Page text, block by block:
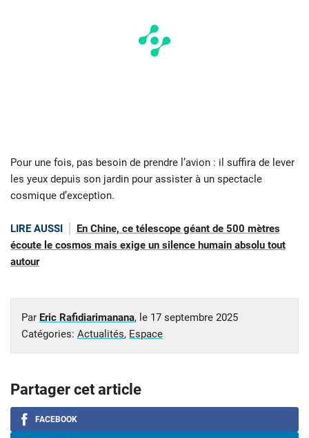
Pour une fois, pas besoin de prendre l’avion : il suffira de lever
les yeux depuis son jardin pour assister à un spectacle
cosmique d’exception.
LIRE AUSSI
En Chine, ce télescope géant de 500 mètres
écoute le cosmos mais exige un silence humain absolu tout
autour
Par Eric Rafidiarimanana, le 17 septembre 2025
Catégories: Actualités, Espace
Partager cet article
FACEBOOK